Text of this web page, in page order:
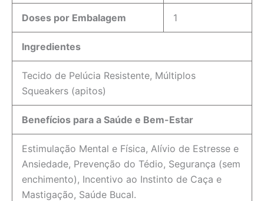
Doses por Embalagem 1
Ingredientes
Tecido de Pelúcia Resistente, Múltiplos
Squeakers (apitos)
Benefícios para a Saúde e Bem-Estar
Estimulação Mental e Física, Alívio de Estresse e
Ansiedade, Prevenção do Tédio, Segurança (sem
enchimento), Incentivo ao Instinto de Caça e
Mastigação, Saúde Bucal.